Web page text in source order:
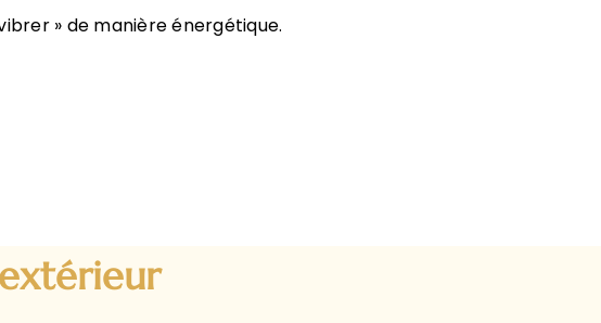
» de manière énergétique.​